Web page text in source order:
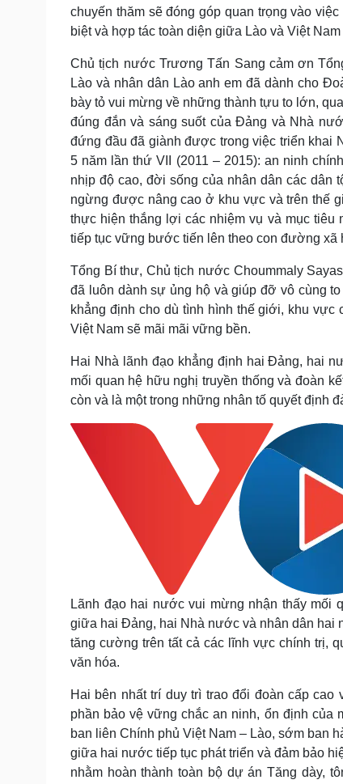
chuyến thăm sẽ đóng góp quan trọng vào
biệt và hợp tác toàn diện giữa Lào và Việt
Chủ tịch nước Trương Tấn Sang cảm ơn
Lào và nhân dân Lào anh em đã dành cho
bày tỏ vui mừng về những thành tựu to lớn,
đúng đắn và sáng suốt của Đảng và Nhà
đứng đầu đã giành được trong việc triển khai
5 năm lần thứ VII (2011 – 2015): an ninh
nhịp độ cao, đời sống của nhân dân các dân
ngừng được nâng cao ở khu vực và trên thế
thực hiện thắng lợi các nhiệm vụ và mục
tiếp tục vững bước tiến lên theo con đường xã
Tổng Bí thư, Chủ tịch nước Choummaly
đã luôn dành sự ủng hộ và giúp đỡ vô cùng
khẳng định cho dù tình hình thế giới, khu
Việt Nam sẽ mãi mãi vững bền.
Hai Nhà lãnh đạo khẳng định hai Đảng, hai
mối quan hệ hữu nghị truyền thống và đoàn
còn và là một trong những nhân tố quyết định
Lãnh đạo hai nước vui mừng nhận thấy mối
giữa hai Đảng, hai Nhà nước và nhân dân hai
tăng cường trên tất cả các lĩnh vực chính trị,
văn hóa.
Hai bên nhất trí duy trì trao đổi đoàn cấp
phần bảo vệ vững chắc an ninh, ổn định của
ban liên Chính phủ Việt Nam – Lào, sớm ban
giữa hai nước tiếp tục phát triển và đảm bảo
nhằm hoàn thành toàn bộ dự án Tăng dày,